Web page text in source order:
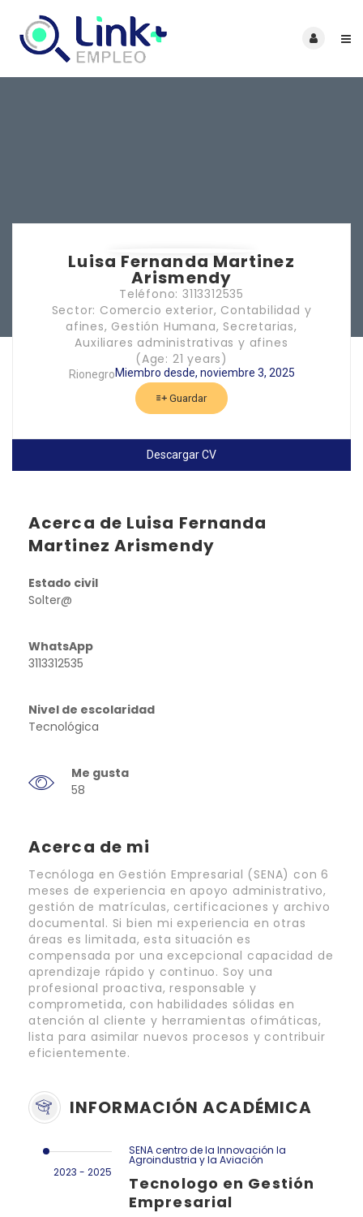
Luisa Fernanda Martinez
Arismendy
Teléfono: 3113312535
Sector: Comercio exterior, Contabilidad y
afines, Gestión Humana, Secretarias,
Auxiliares administrativas y afines
(Age: 21 years)
RionegroMiembro desde, noviembre 3, 2025
Guardar
Descargar CV
Acerca de Luisa Fernanda
Martinez Arismendy
Estado civil
Solter@
WhatsApp
3113312535
Nivel de escolaridad
Tecnológica
Me gusta
58
Acerca de mi
Tecnóloga en Gestión Empresarial (SENA) con 6
meses de experiencia en apoyo administrativo,
gestión de matrículas, certificaciones y archivo
documental. Si bien mi experiencia en otras
áreas es limitada, esta situación es
compensada por una excepcional capacidad de
aprendizaje rápido y continuo. Soy una
profesional proactiva, responsable y
comprometida, con habilidades sólidas en
atención al cliente y herramientas ofimáticas,
lista para asimilar nuevos procesos y contribuir
eficientemente.
INFORMACIÓN ACADÉMICA
2023 - 2025
SENA centro de la Innovación la
Agroindustria y la Aviación
Tecnologo en Gestión
Empresarial